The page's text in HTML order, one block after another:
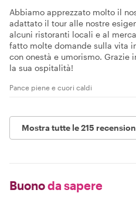
Abbiamo apprezzato molto il
adattato il tour alle nostre
alcuni ristoranti locali e al
fatto molte domande sulla vita
con onestà e umorismo. Grazie
la sua ospitalità!
Pance piene e cuori caldi
Mostra tutte le 215
Buonoda sapere